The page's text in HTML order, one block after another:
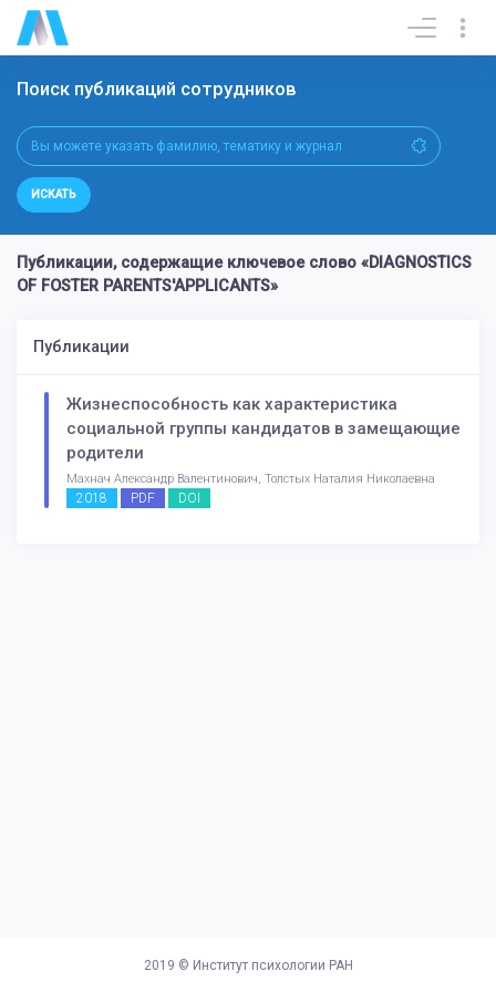
Поиск публикаций сотрудников
ИСКАТЬ
Публикации, содержащие ключевое слово «DIAGNOSTICS
OF FOSTER PARENTS'APPLICANTS»
Публикации
Жизнеспособность как характеристика
социальной группы кандидатов в замещающие
родители
Махнач Александр Валентинович, Толстых Наталия Николаевна
2018 PDF DOI
2019 © Институт психологии РАН